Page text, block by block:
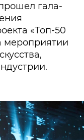
гала-
«Топ-50
мероприятии